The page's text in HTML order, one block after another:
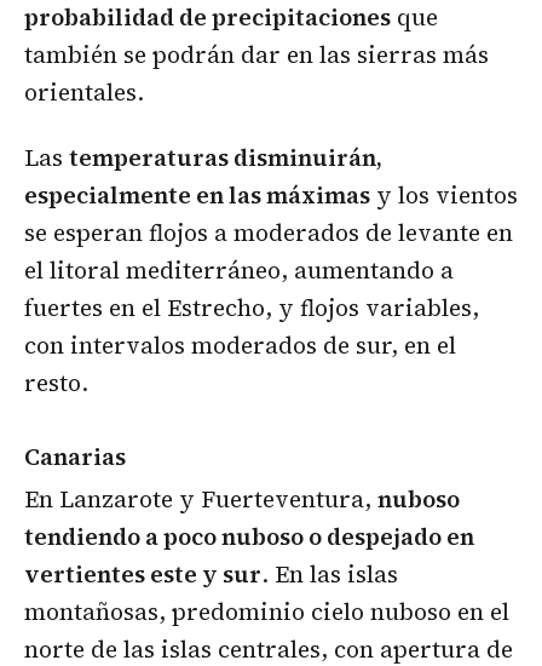
probabilidad de precipitaciones que
también se podrán dar en las sierras más
orientales.
Las temperaturas disminuirán,
especialmente en las máximas y los vientos
se esperan flojos a moderados de levante en
el litoral mediterráneo, aumentando a
fuertes en el Estrecho, y flojos variables,
con intervalos moderados de sur, en el
resto.
Canarias
En Lanzarote y Fuerteventura, nuboso
tendiendo a poco nuboso o despejado en
vertientes este y sur. En las islas
montañosas, predominio cielo nuboso en el
norte de las islas centrales, con apertura de